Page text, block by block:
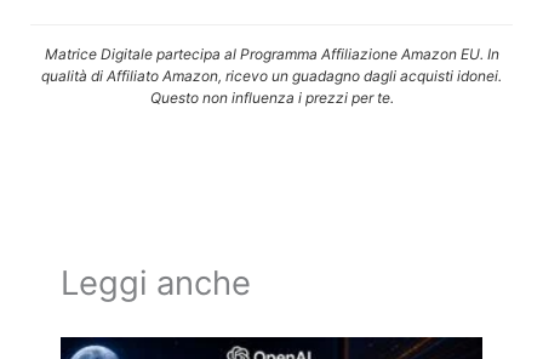
Matrice Digitale partecipa al Programma Affiliazione Amazon EU. In
qualità di Affiliato Amazon, ricevo un guadagno dagli acquisti idonei.
Questo non influenza i prezzi per te.
Leggi anche